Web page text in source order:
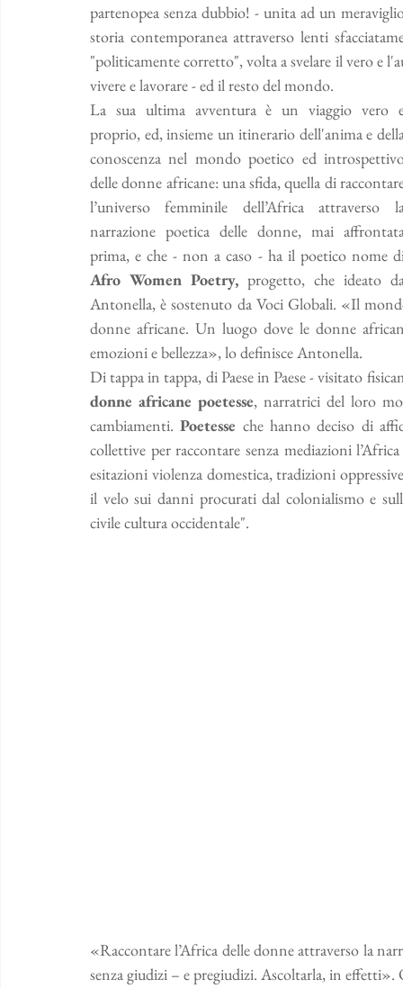
partenopea senza dubbio! - unita ad un
storia contemporanea attraverso lenti
"politicamente corretto", volta a svelare il vero e
vivere e lavorare - ed il resto del mondo.
La sua ultima avventura è un viaggio vero
proprio, ed, insieme un itinerario dell'anima e
conoscenza nel mondo poetico ed
delle donne africane: una sfida, quella di
l’universo femminile dell’Africa attraverso
narrazione poetica delle donne, mai
Afro Women Poetry, progetto, che ideato
Antonella, è sostenuto da Voci Globali. «Il
donne africane. Un luogo dove le donne
emozioni e bellezza», lo definisce Antonella.
donne africane poetesse, narratrici del loro
cambiamenti. Poetesse che hanno deciso di
collettive per raccontare senza mediazioni
esitazioni violenza domestica, tradizioni
il velo sui danni procurati dal colonialismo e
civile cultura occidentale".
«Raccontare l’Africa delle donne attraverso la
senza giudizi – e pregiudizi. Ascoltarla, in